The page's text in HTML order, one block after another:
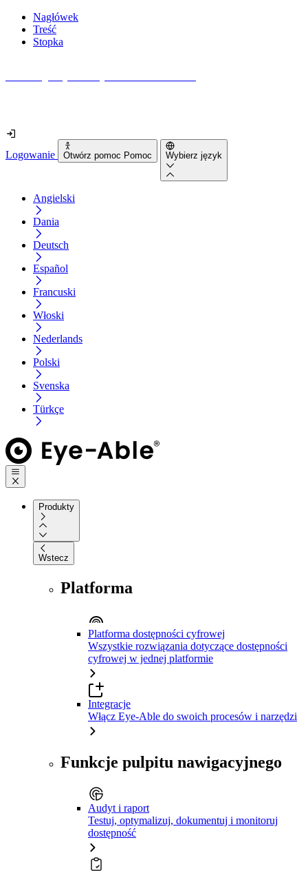
Nagłówek
Treść
Stopka
Logowanie Otwórz pomoc Pomoc Wybierz język
Angielski
Dania
Deutsch
Español
Francuski
Włoski
Nederlands
Polski
Svenska
Türkçe
Produkty
Wstecz
Platforma
Platforma dostępności cyfrowej
Wszystkie rozwiązania dotyczące dostępności
cyfrowej w jednej platformie
Integracje
Włącz Eye-Able do swoich procesów i narzędzi
Funkcje pulpitu nawigacyjnego
Audyt i raport
Testuj, optymalizuj, dokumentuj i monitoruj
dostępność